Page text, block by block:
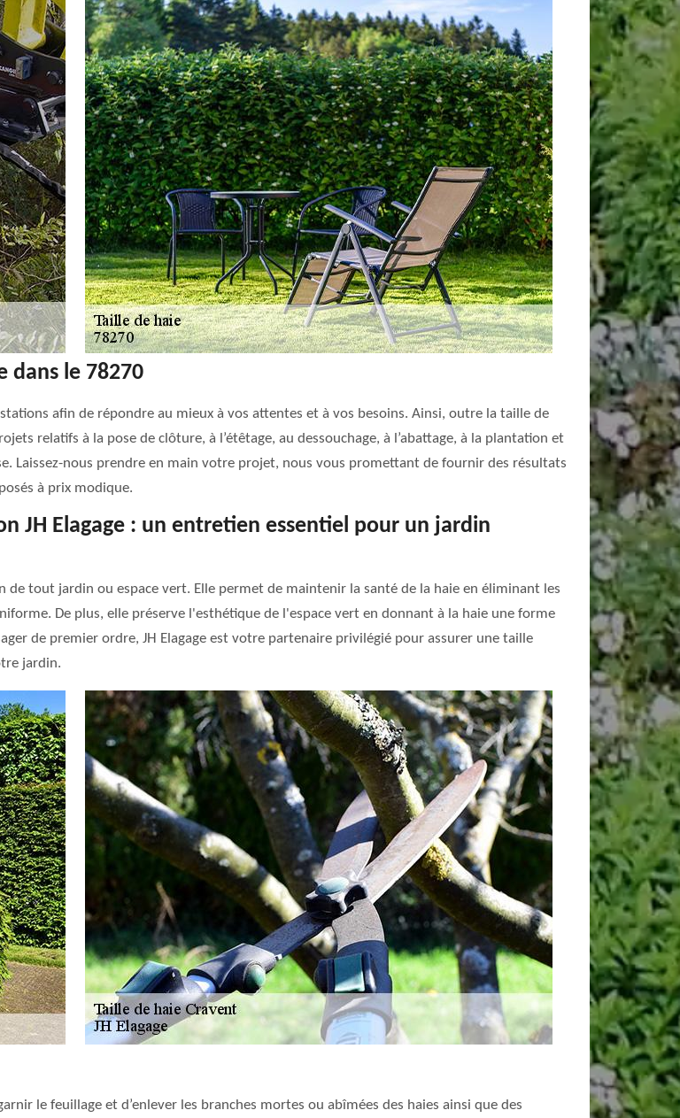
dans le 78270
afin de répondre au mieux à vos attentes et à vos besoins. Ainsi, outre la taille de
relatifs à la pose de clôture, à l’étêtage, au dessouchage, à l’abattage, à la plantation et
Laissez-nous prendre en main votre projet, nous vous promettant de fournir des résultats
à prix modique.
JH Elagage : un entretien essentiel pour un jardin
tout jardin ou espace vert. Elle permet de maintenir la santé de la haie en éliminant les
De plus, elle préserve l'esthétique de l'espace vert en donnant à la haie une forme
de premier ordre, JH Elagage est votre partenaire privilégié pour assurer une taille
jardin.
le feuillage et d’enlever les branches mortes ou abîmées des haies ainsi que des